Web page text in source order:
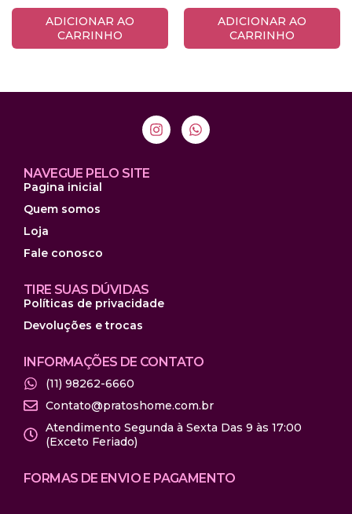
ADICIONAR AO
CARRINHO
ADICIONAR AO
CARRINHO
NAVEGUE PELO SITE
Pagina inicial
Quem somos
Loja
Fale conosco
TIRE SUAS DÚVIDAS
Políticas de privacidade
Devoluções e trocas
INFORMAÇÕES DE CONTATO
(11) 98262-6660
Contato@pratoshome.com.br
Atendimento Segunda à Sexta Das 9 às 17:00
(Exceto Feriado)
FORMAS DE ENVIO E PAGAMENTO